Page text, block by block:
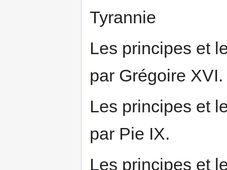
Tyrannie
Les principes et
par Grégoire XVI.
Les principes et
par Pie IX.
Les principes et